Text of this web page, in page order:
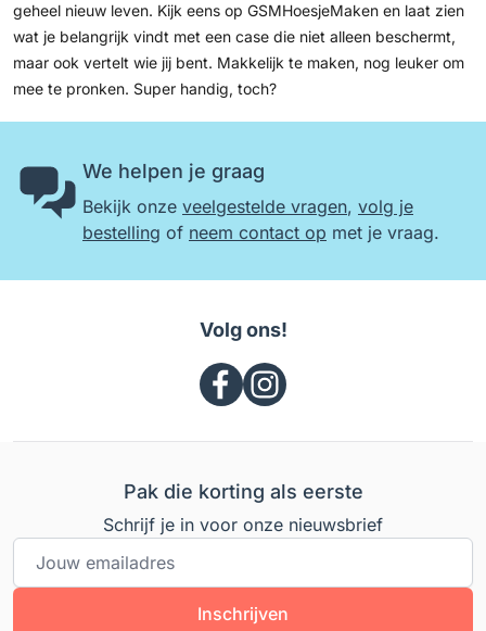
geheel nieuw leven. Kijk eens op GSMHoesjeMaken en laat zien
wat je belangrijk vindt met een case die niet alleen beschermt,
maar ook vertelt wie jij bent. Makkelijk te maken, nog leuker om
mee te pronken. Super handig, toch?
We helpen je graag
Bekijk onze veelgestelde vragen, volg je
bestelling of neem contact op met je vraag.
Volg ons!
Pak die korting als eerste
Schrijf je in voor onze nieuwsbrief
E-mailadres
Inschrijven